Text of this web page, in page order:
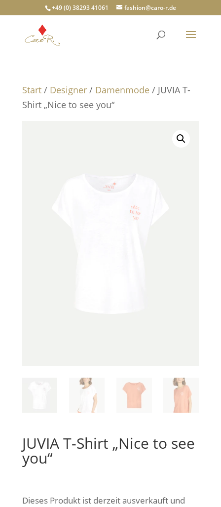
+49 (0) 38293 41061 fashion@caro-r.de
Start/ Designer/ Damenmode/ JUVIA T-
Shirt „Nice to see you“
JUVIA T-Shirt „Nice to see
you“
Dieses Produkt ist derzeit ausverkauft und